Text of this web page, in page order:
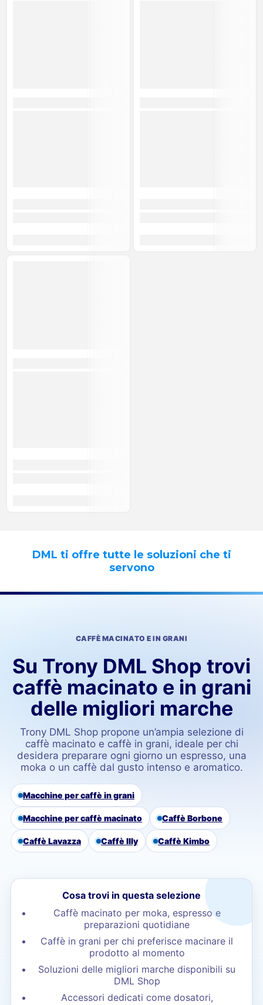
DML ti offre tutte le soluzioni che ti
servono
CAFFÈ MACINATO E IN GRANI
Su Trony DML Shop trovi
caffè macinato e in grani
delle migliori marche
Trony DML Shop propone un’ampia selezione di
caffè macinato e caffè in grani, ideale per chi
desidera preparare ogni giorno un espresso, una
moka o un caffè dal gusto intenso e aromatico.
Macchine per caffè in grani
Macchine per caffè macinato Caffè Borbone
Caffè Lavazza Caffè Illy Caffè Kimbo
Cosa trovi in questa selezione
Caffè macinato per moka, espresso e
preparazioni quotidiane
Caffè in grani per chi preferisce macinare il
prodotto al momento
Soluzioni delle migliori marche disponibili su
DML Shop
Accessori dedicati come dosatori,